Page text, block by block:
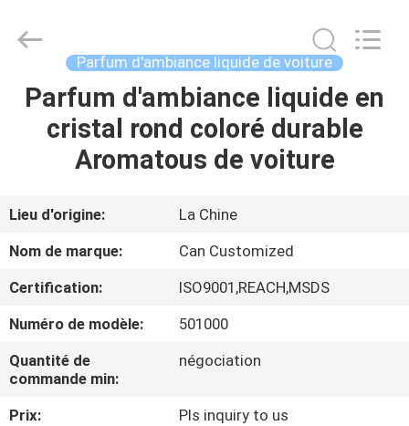
MAISON
PRODUITS
AU
SUJET
DE
VISITE
Products
Reserved.
Parfum d'ambiance liquide de voiture
Parfum d'ambiance liquide en
cristal rond coloré durable
Aromatous de voiture
Lieu d'origine:
La Chine
Nom de marque:
Can Customized
Certification:
ISO9001,REACH,MSDS
Numéro de modèle:
501000
Quantité de
commande min:
négociation
Prix:
Pls inquiry to us